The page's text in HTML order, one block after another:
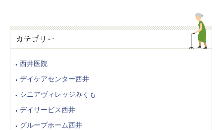
カテゴリー
西井医院
デイケアセンター西井
シニアヴィレッジみくも
デイサービス西井
グループホーム西井